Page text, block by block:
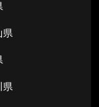
県
県